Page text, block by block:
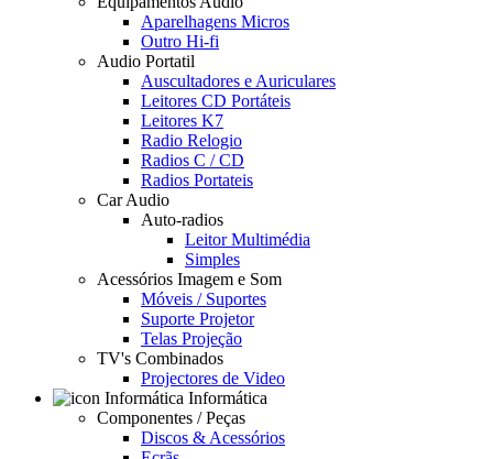
Aparelhagens Micros
Outro Hi-fi
Audio Portatil
Auscultadores e Auriculares
Leitores CD Portáteis
Leitores K7
Radio Relogio
Radios C / CD
Radios Portateis
Car Audio
Auto-radios
Leitor Multimédia
Simples
Acessórios Imagem e Som
Móveis / Suportes
Suporte Projetor
Telas Projeção
TV's Combinados
Projectores de Video
Informática
Componentes / Peças
Discos & Acessórios